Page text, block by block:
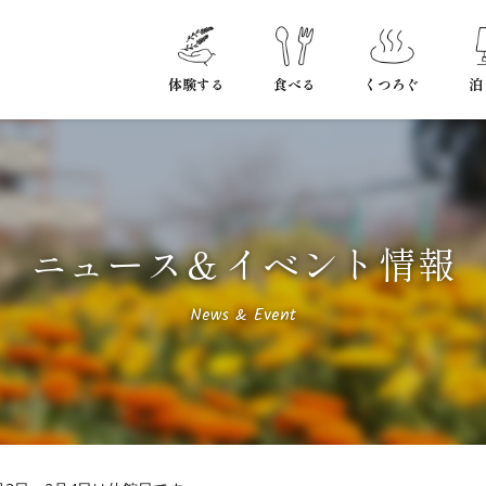
体験する 食べる くつろぐ
ニュース＆イベント情報
News & Event